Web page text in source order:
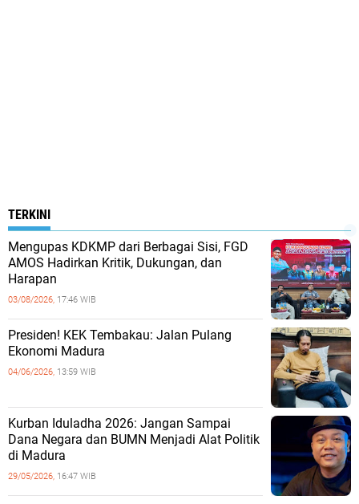
TERKINI
Mengupas KDKMP dari Berbagai Sisi, FGD
AMOS Hadirkan Kritik, Dukungan, dan
Harapan
03/08/2026, 17:46 WIB
Presiden! KEK Tembakau: Jalan Pulang
Ekonomi Madura
04/06/2026, 13:59 WIB
Kurban Iduladha 2026: Jangan Sampai
Dana Negara dan BUMN Menjadi Alat Politik
di Madura
29/05/2026, 16:47 WIB